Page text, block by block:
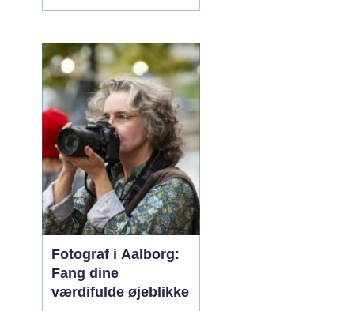
teknik, musikalitet og
klangen ligger et sted
mellem den varme lyd
fra klarinetten og den
direkt...
Fotograf i Aalborg:
Fang dine
værdifulde øjeblikke